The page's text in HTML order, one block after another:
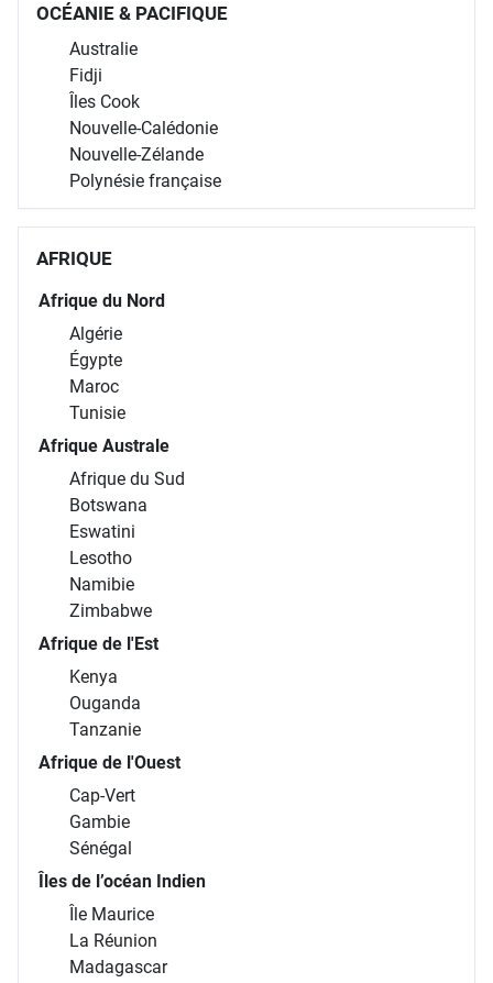
OCÉANIE & PACIFIQUE
Australie
Fidji
Îles Cook
Nouvelle-Calédonie
Nouvelle-Zélande
Polynésie française
AFRIQUE
Afrique du Nord
Algérie
Égypte
Maroc
Tunisie
Afrique Australe
Afrique du Sud
Botswana
Eswatini
Lesotho
Namibie
Zimbabwe
Afrique de l'Est
Kenya
Ouganda
Tanzanie
Afrique de l'Ouest
Cap-Vert
Gambie
Sénégal
Îles de l’océan Indien
Île Maurice
La Réunion
Madagascar